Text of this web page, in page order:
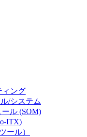
ィング
/システム
ル (SOM)
ITX)
ール）